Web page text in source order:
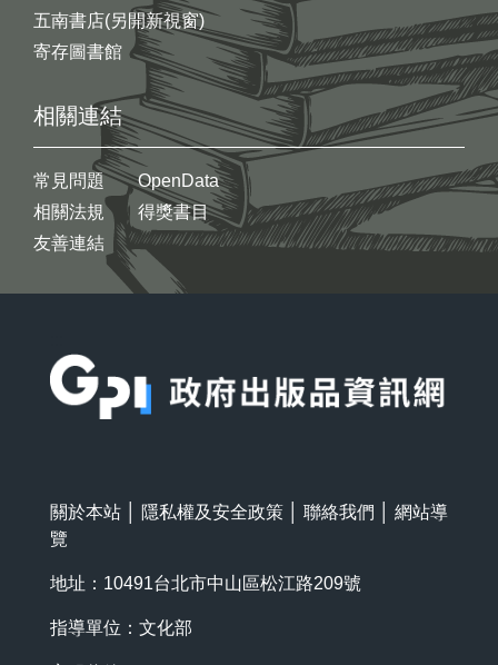
五南書店(另開新視窗)
寄存圖書館
相關連結
常見問題
相關法規
友善連結
OpenData
得獎書目
關於本站 隱私權及安全政策 聯絡我們
網站導
覽
地址：10491台北市中山區松江路209號
指導單位：文化部